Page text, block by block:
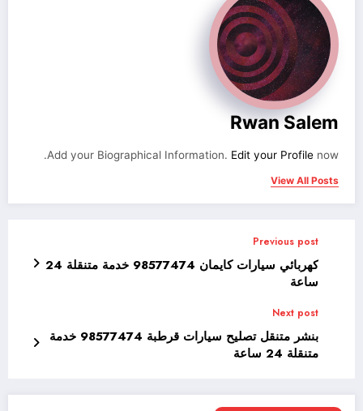
Rwan Salem
Add your Biographical Information. Edit your Profile now.
View All Posts
Previous post
كهربائي سيارات كايمان 98577474 خدمة متنقلة 24
ساعة
Next post
بنشر متنقل تصليح سيارات قرطبة 98577474 خدمة
متنقلة 24 ساعة